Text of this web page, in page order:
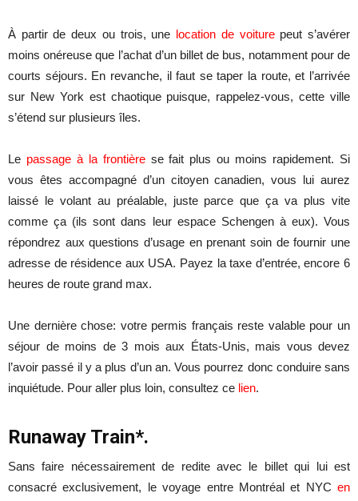
À partir de deux ou trois, une location de voiturepeut s’avérer
moins onéreuse que l’achat d’un billet de bus, notamment pour de
courts séjours. En revanche, il faut se taper la route, et l’arrivée
sur New York est chaotique puisque, rappelez-vous, cette ville
s’étend sur plusieurs îles.
Le passage à la frontièrese fait plus ou moins rapidement. Si
vous êtes accompagné d’un citoyen canadien, vous lui aurez
laissé le volant au préalable, juste parce que ça va plus vite
comme ça (ils sont dans leur espace Schengen à eux). Vous
répondrez aux questions d’usage en prenant soin de fournir une
adresse de résidence aux USA. Payez la taxe d’entrée, encore 6
heures de route grand max.
Une dernière chose: votre permis français reste valable pour un
séjour de moins de 3 mois aux États-Unis, mais vous devez
l’avoir passé il y a plus d’un an. Vous pourrez donc conduire sans
inquiétude. Pour aller plus loin, consultez ce lien.
Runaway Train*.
Sans faire nécessairement de redite avec le billet qui lui est
consacré exclusivement, le voyage entre Montréal et NYC en